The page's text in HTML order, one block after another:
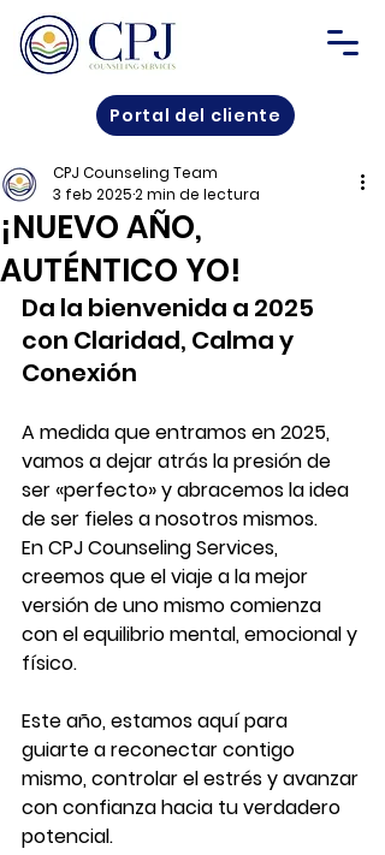
Portal del cliente
¡NUEVO AÑO,
AUTÉNTICO YO!
CPJ Counseling Team
3 feb 20252 min de lectura
Da la bienvenida a 2025
con Claridad, Calma y
Conexión
A medida que entramos en 2025,
vamos a dejar atrás la presión de
ser «perfecto» y abracemos la idea
de ser fieles a nosotros mismos.
En CPJ Counseling Services,
creemos que el viaje a la mejor
versión de uno mismo comienza
con el equilibrio mental, emocional y
físico.
Este año, estamos aquí para
guiarte a reconectar contigo
mismo, controlar el estrés y avanzar
con confianza hacia tu verdadero
potencial.